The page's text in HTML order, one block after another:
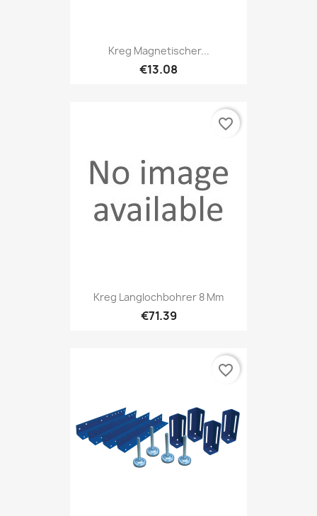
Kreg Magnetischer...
€13.08
Kreg Langlochbohrer 8 Mm
€71.39
favorite_border
favorite_border